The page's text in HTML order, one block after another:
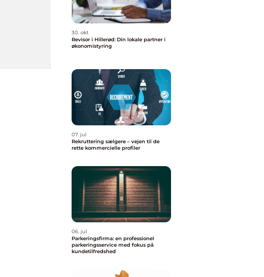
30. okt
Revisor i Hillerød: Din lokale partner i
økonomistyring
07. jul
Rekruttering sælgere – vejen til de
rette kommercielle profiler
06. jul
Parkeringsfirma: en professionel
parkeringsservice med fokus på
kundetilfredshed